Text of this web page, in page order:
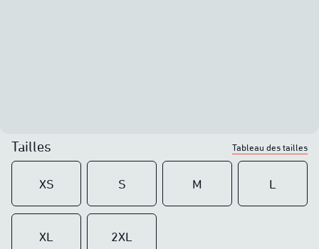
Tailles Tableau des tailles
XS S M L
XL 2XL